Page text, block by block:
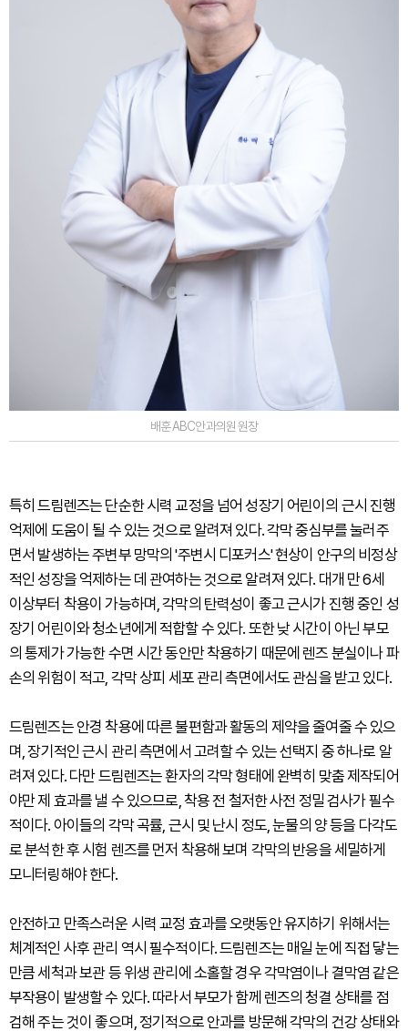
배훈 ABC안과의원 원장
특히 드림렌즈는 단순한 시력 교정을 넘어 성장기 어린이의 근시 진행
억제에 도움이 될 수 있는 것으로 알려져 있다. 각막 중심부를 눌러주
면서 발생하는 주변부 망막의 '주변시 디포커스' 현상이 안구의 비정상
적인 성장을 억제하는 데 관여하는 것으로 알려져 있다. 대개 만 6세
이상부터 착용이 가능하며, 각막의 탄력성이 좋고 근시가 진행 중인 성
장기 어린이와 청소년에게 적합할 수 있다. 또한 낮 시간이 아닌 부모
의 통제가 가능한 수면 시간 동안만 착용하기 때문에 렌즈 분실이나 파
손의 위험이 적고, 각막 상피 세포 관리 측면에서도 관심을 받고 있다.
드림렌즈는 안경 착용에 따른 불편함과 활동의 제약을 줄여줄 수 있으
며, 장기적인 근시 관리 측면에서 고려할 수 있는 선택지 중 하나로 알
려져 있다. 다만 드림렌즈는 환자의 각막 형태에 완벽히 맞춤 제작되어
야만 제 효과를 낼 수 있으므로, 착용 전 철저한 사전 정밀 검사가 필수
적이다. 아이들의 각막 곡률, 근시 및 난시 정도, 눈물의 양 등을 다각도
로 분석한 후 시험 렌즈를 먼저 착용해 보며 각막의 반응을 세밀하게
모니터링해야 한다.
안전하고 만족스러운 시력 교정 효과를 오랫동안 유지하기 위해서는
체계적인 사후 관리 역시 필수적이다. 드림렌즈는 매일 눈에 직접 닿는
만큼 세척과 보관 등 위생 관리에 소홀할 경우 각막염이나 결막염 같은
부작용이 발생할 수 있다. 따라서 부모가 함께 렌즈의 청결 상태를 점
검해 주는 것이 좋으며, 정기적으로 안과를 방문해 각막의 건강 상태와